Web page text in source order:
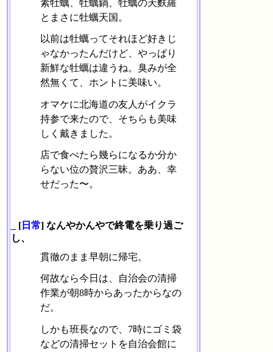
素牡蠣、牡蠣鍋、牡蠣の天麩羅
とまさに牡蠣天国。
以前は牡蠣ってそれほど好きじ
ゃなかったんだけど、やっぱり
新鮮な牡蠣は違うね。臭みが全
然無くて、ホントに美味い。
オマケに北海道の友人がイクラ
持参で来たので、そちらも美味
しく戴きました。
店で食べたら幾らになるか分か
らない位の贅沢三昧。ああ、幸
せだった〜。
[ 日常] なんやかんやで終電を乗り過ご
し、
貫徹のまま早朝に帰宅。
何故なら今日は、自治会の清掃
作業が朝8時からあったからなの
だ。
しかも班長なので、7時にゴミ袋
などの清掃セットを自治会館に